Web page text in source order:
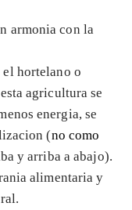
armonia con la
hortelano o
agricultura se
energia, se
(no como
y arriba a abajo).
alimentaria y